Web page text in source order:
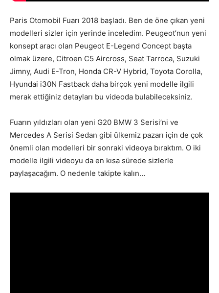
Paris Otomobil Fuarı 2018 başladı. Ben de öne çıkan yeni
modelleri sizler için yerinde inceledim. Peugeot’nun yeni
konsept aracı olan Peugeot E-Legend Concept başta
olmak üzere, Citroen C5 Aircross, Seat Tarroca, Suzuki
Jimny, Audi E-Tron, Honda CR-V Hybrid, Toyota Corolla,
Hyundai i30N Fastback daha birçok yeni modelle ilgili
merak ettiğiniz detayları bu videoda bulabileceksiniz.
Fuarın yıldızları olan yeni G20 BMW 3 Serisi’ni ve
Mercedes A Serisi Sedan gibi ülkemiz pazarı için de çok
önemli olan modelleri bir sonraki videoya bıraktım. O iki
modelle ilgili videoyu da en kısa sürede sizlerle
paylaşacağım. O nedenle takipte kalın…